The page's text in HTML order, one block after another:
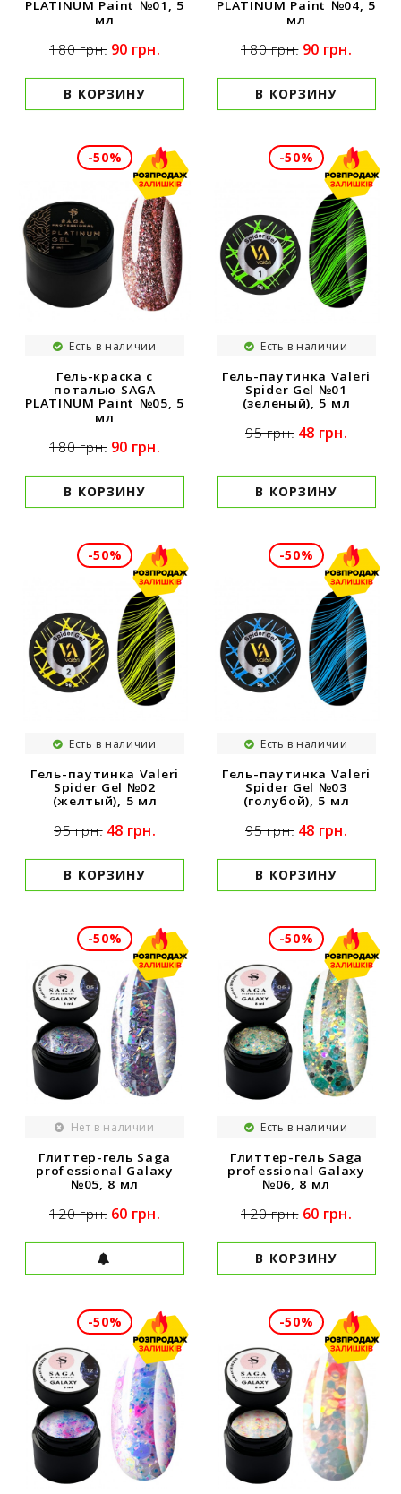
PLATINUM Paint №01, 5
мл
180 грн. 90 грн.
В КОРЗИНУ
PLATINUM Paint №04, 5
мл
180 грн. 90 грн.
В КОРЗИНУ
-50%
Есть в наличии
Гель-краска с
поталью SAGA
PLATINUM Paint №05, 5
мл
180 грн. 90 грн.
В КОРЗИНУ
-50%
Есть в наличии
Гель-паутинка Valeri
Spider Gel №01
(зеленый), 5 мл
95 грн. 48 грн.
В КОРЗИНУ
-50%
Есть в наличии
Гель-паутинка Valeri
Spider Gel №02
(желтый), 5 мл
95 грн. 48 грн.
В КОРЗИНУ
-50%
Есть в наличии
Гель-паутинка Valeri
Spider Gel №03
(голубой), 5 мл
95 грн. 48 грн.
В КОРЗИНУ
-50%
Нет в наличии
Глиттер-гель Saga
professional Galaxy
№05, 8 мл
120 грн. 60 грн.
-50%
Есть в наличии
Глиттер-гель Saga
professional Galaxy
№06, 8 мл
120 грн. 60 грн.
В КОРЗИНУ
-50% -50%